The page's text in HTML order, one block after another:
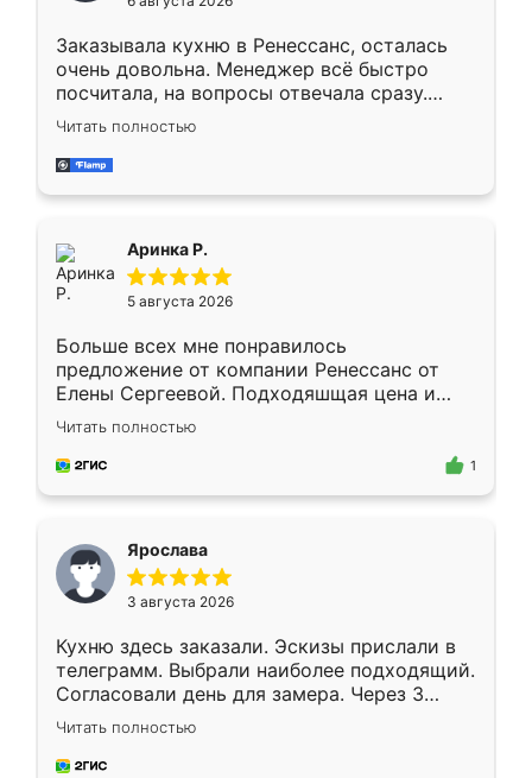
мебели буду заказывать только здесь.
Заказывала кухню в Ренессанс, осталась
очень довольна. Менеджер всё быстро
посчитала, на вопросы отвечала сразу.
Замерщик приехал в субботу, подошёл к
делу со всей ответственностью. Собрали
за день, ребята работали аккуратно, даже
Читать полностью
Аринка Р.
5 августа 2026
Больше всех мне понравилось
предложение от компании Ренессанс от
Елены Сергеевой. Подходяшщая цена и
короткие сроки изготовления. Приехавший
для замера сотрудник Владислав
предложил по моему эскизу самый
Читать полностью
1
Ярослава
3 августа 2026
Кухню здесь заказали. Эскизы прислали в
телеграмм. Выбрали наиболее подходящий.
Согласовали день для замера. Через 3
недели кухня была уже готова. Остались
довольны работой. Спасибо Ренессанс
мебель за качественную работу!
Читать полностью